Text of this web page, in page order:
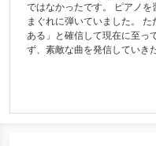
ではなかったです。 ピアノ
まぐれに弾いていました。
ある」と確信して現在に至っ
ず、素敵な曲を発信していき